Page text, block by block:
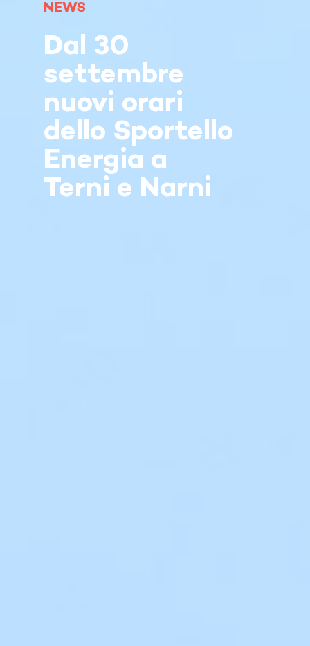
NEWS
Dal 30
settembre
nuovi orari
dello Sportello
Energia a
Terni e Narni